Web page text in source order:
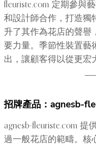
fleuriste.com 定期參與
和設計師合作，打造獨
升了其作為花店的聲譽
要力量。季節性裝置藝
出，讓顧客得以從更宏
招牌產品：agnesb-
agnesb-fleuriste.com
過一般花店的範疇。核